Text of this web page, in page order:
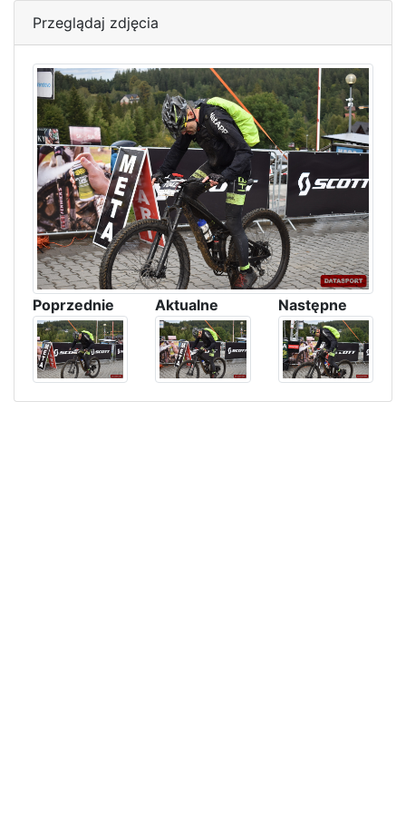
Przeglądaj zdjęcia
Poprzednie Aktualne Następne